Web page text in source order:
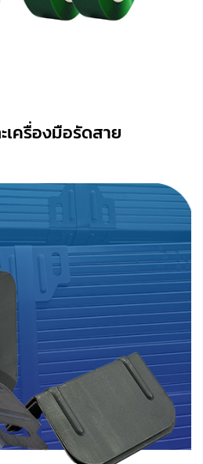
เครื่องมือรัดสาย